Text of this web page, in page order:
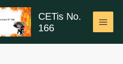
CETis No.
166